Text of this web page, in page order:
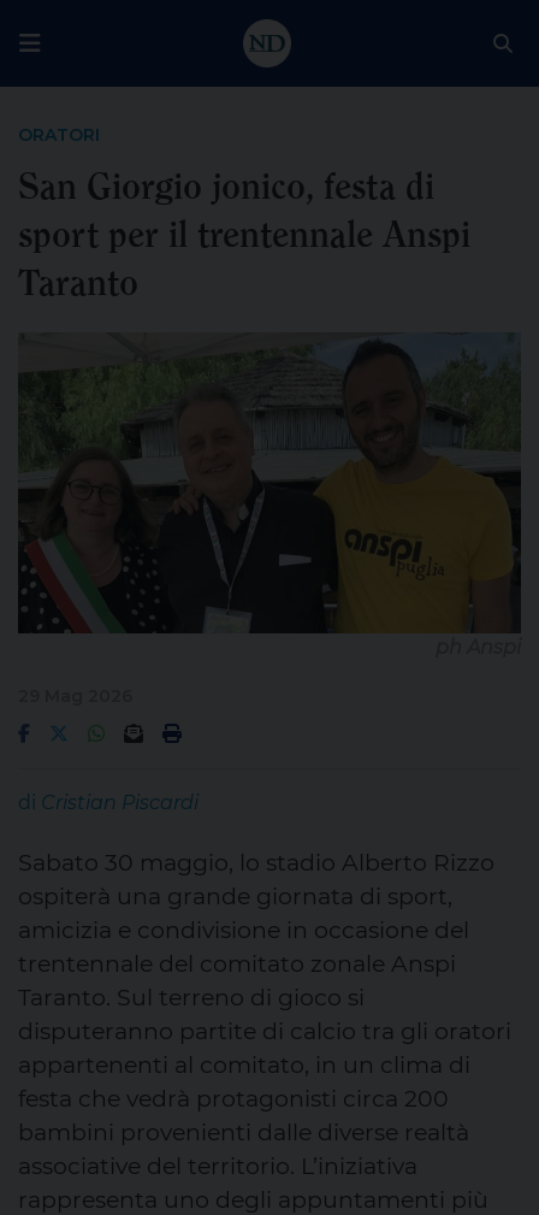
ORATORI
San Giorgio jonico, festa di
sport per il trentennale Anspi
Taranto
di Cristian Piscardi
Sabato 30 maggio, lo stadio Alberto Rizzo
ospiterà una grande giornata di sport,
amicizia e condivisione in occasione del
trentennale del comitato zonale Anspi
Taranto. Sul terreno di gioco si
disputeranno partite di calcio tra gli oratori
appartenenti al comitato, in un clima di
festa che vedrà protagonisti circa 200
bambini provenienti dalle diverse realtà
associative del territorio. L’iniziativa
rappresenta uno degli appuntamenti più